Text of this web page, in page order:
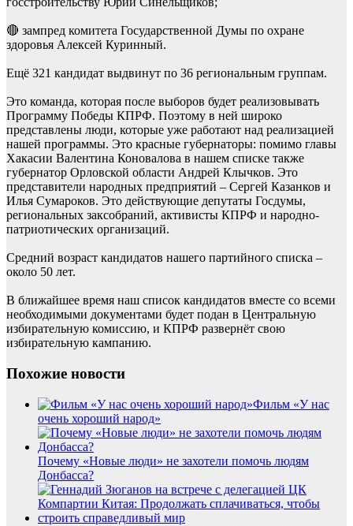
🔴 зампред комитета Государственной Думы по охране
здоровья Алексей Куринный.
Ещё 321 кандидат выдвинут по 36 региональным группам.
Это команда, которая после выборов будет реализовывать
Программу Победы КПРФ. Поэтому в ней широко
представлены люди, которые уже работают над реализацией
нашей программы. Это красные губернаторы: помимо главы
Хакасии Валентина Коновалова в нашем списке также
губернатор Орловской области Андрей Клычков. Это
представители народных предприятий – Сергей Казанков и
Илья Сумароков. Это действующие депутаты Госдумы,
региональных заксобраний, активисты КПРФ и народно-
патриотических организаций.
Средний возраст кандидатов нашего партийного списка –
около 50 лет.
В ближайшее время наш список кандидатов вместе со всеми
необходимыми документами будет подан в Центральную
избирательную комиссию, и КПРФ развернёт свою
избирательную кампанию.
Похожие новости
Фильм «У нас
очень хороший народ»
Почему «Новые люди» не захотели помочь людям
Донбасса?